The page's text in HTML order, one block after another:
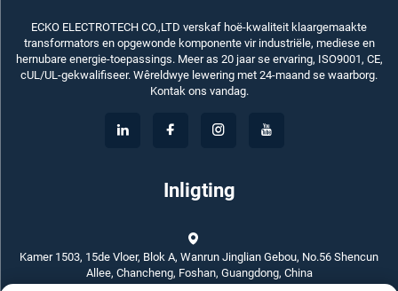
ECKO ELECTROTECH CO.,LTD verskaf hoë-kwaliteit klaargemaakte
transformators en opgewonde komponente vir industriële, mediese en
hernubare energie-toepassings. Meer as 20 jaar se ervaring, ISO9001, CE,
cUL/UL-gekwalifiseer. Wêreldwye lewering met 24-maand se waarborg.
Kontak ons vandag.
Inligting
Kamer 1503, 15de Vloer, Blok A, Wanrun Jinglian Gebou, No.56 Shencun
Allee, Chancheng, Foshan, Guangdong, China